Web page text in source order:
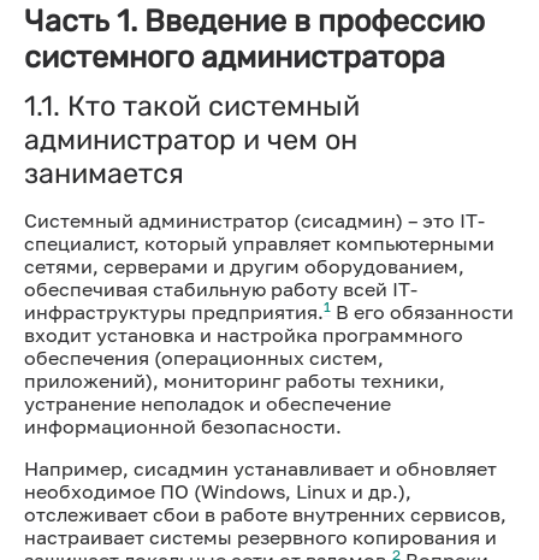
Часть 1. Введение в профессию
системного администратора
1.1. Кто такой системный
администратор и чем он
занимается
Системный администратор (сисадмин) – это IT-
специалист, который управляет компьютерными
сетями, серверами и другим оборудованием,
обеспечивая стабильную работу всей IT-
инфраструктуры предприятия.1 В его обязанности
входит установка и настройка программного
обеспечения (операционных систем,
приложений), мониторинг работы техники,
устранение неполадок и обеспечение
информационной безопасности.
Например, сисадмин устанавливает и обновляет
необходимое ПО (Windows, Linux и др.),
отслеживает сбои в работе внутренних сервисов,
настраивает системы резервного копирования и
2